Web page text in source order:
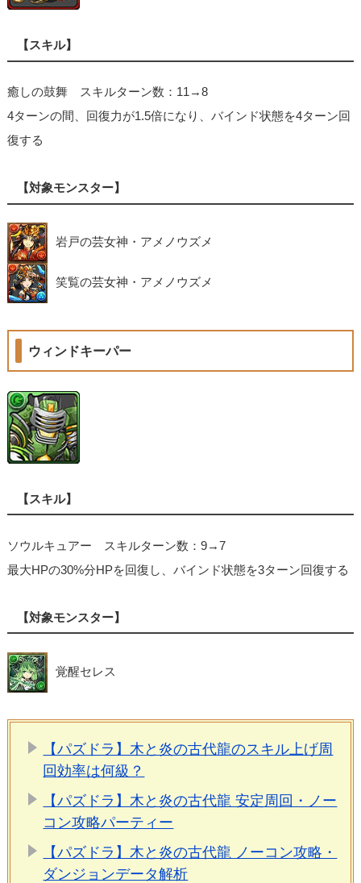
【スキル】
癒しの鼓舞 スキルターン数：11→8
4ターンの間、回復力が1.5倍になり、バインド状態を4ターン回
復する
【対象モンスター】
岩戸の芸女神・アメノウズメ
笑覧の芸女神・アメノウズメ
ウィンドキーパー
【スキル】
ソウルキュアー スキルターン数：9→7
最大HPの30%分HPを回復し、バインド状態を3ターン回復する
【対象モンスター】
覚醒セレス
【パズドラ】木と炎の古代龍のスキル上げ周
回効率は何級？
【パズドラ】木と炎の古代龍 安定周回・ノー
コン攻略パーティー
【パズドラ】木と炎の古代龍 ノーコン攻略・
ダンジョンデータ解析